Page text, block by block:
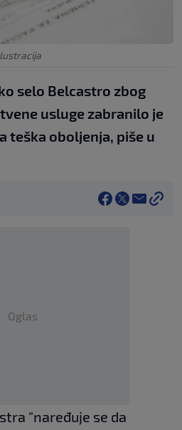
selo Belcastro zbog
usluge zabranilo je
teška oboljenja, piše u
Oglas
"naređuje se da